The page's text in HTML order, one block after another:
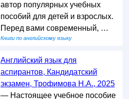
автор популярных учебных
пособий для детей и взрослых.
Перед вами современный, …
Книги по английскому языку
Английский язык для
аспирантов, Кандидатский
экзамен, Трофимова Н.А., 2025
— Настоящее учебное пособие